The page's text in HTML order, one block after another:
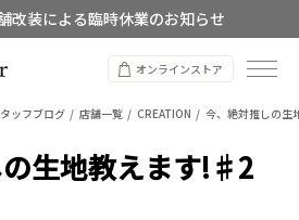
改装による臨時休業のお知らせ
レディースオーダースーツ
夏季休業のお知らせ
オンラインストア
ッフブログ 店舗一覧 CREATION 今、絶対推しの
生地教えます!♯2